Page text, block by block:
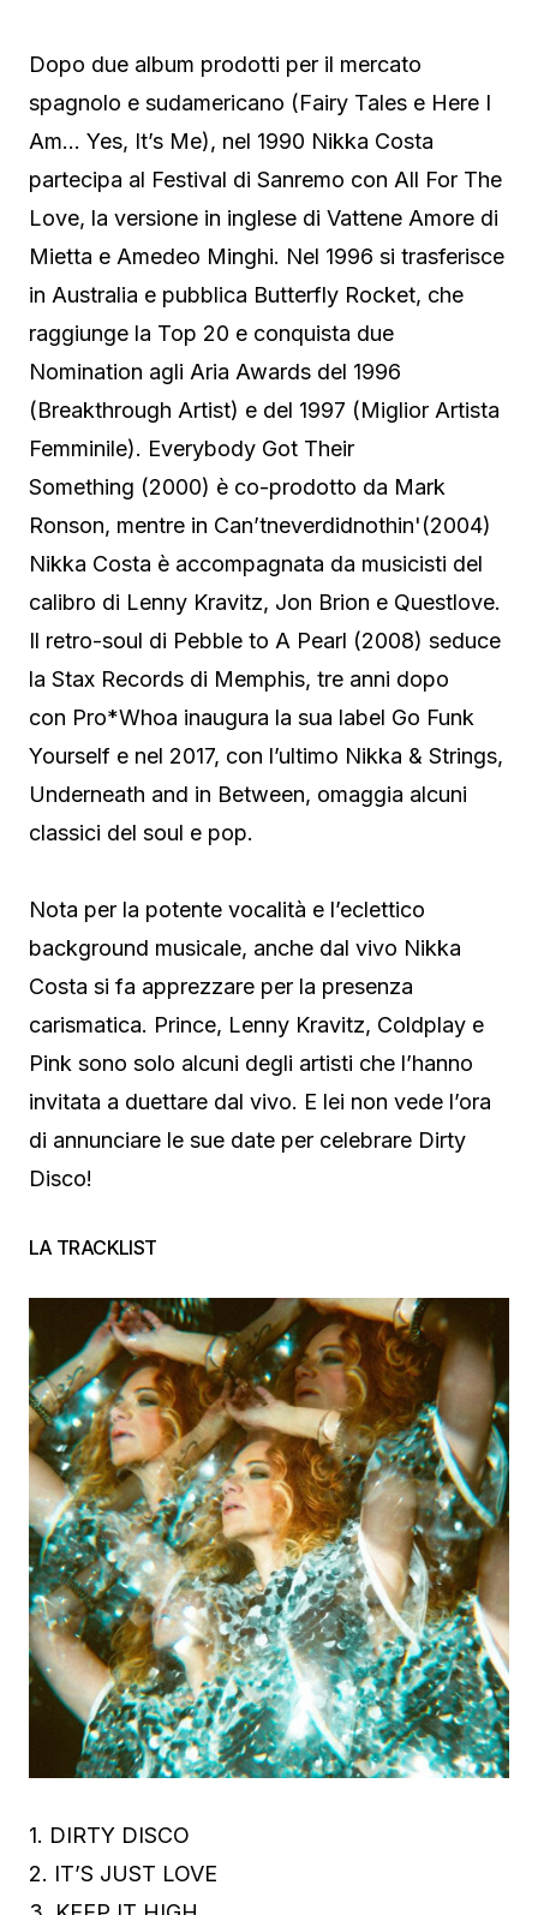
Dopo due album prodotti per il mercato
spagnolo e sudamericano (Fairy Tales e Here I
Am… Yes, It’s Me), nel 1990 Nikka Costa
partecipa al Festival di Sanremo con All For The
Love, la versione in inglese di Vattene Amore di
Mietta e Amedeo Minghi. Nel 1996 si trasferisce
in Australia e pubblica Butterfly Rocket, che
raggiunge la Top 20 e conquista due
Nomination agli Aria Awards del 1996
(Breakthrough Artist) e del 1997 (Miglior Artista
Femminile). Everybody Got Their
Something (2000) è co-prodotto da Mark
Ronson, mentre in Can’tneverdidnothin'(2004)
Nikka Costa è accompagnata da musicisti del
calibro di Lenny Kravitz, Jon Brion e Questlove.
Il retro-soul di Pebble to A Pearl (2008) seduce
la Stax Records di Memphis, tre anni dopo
con Pro*Whoa inaugura la sua label Go Funk
Yourself e nel 2017, con l’ultimo Nikka & Strings,
Underneath and in Between, omaggia alcuni
classici del soul e pop.
Nota per la potente vocalità e l’eclettico
background musicale, anche dal vivo Nikka
Costa si fa apprezzare per la presenza
carismatica. Prince, Lenny Kravitz, Coldplay e
Pink sono solo alcuni degli artisti che l’hanno
invitata a duettare dal vivo. E lei non vede l’ora
di annunciare le sue date per celebrare Dirty
Disco!
LA TRACKLIST
1. DIRTY DISCO
2. IT’S JUST LOVE